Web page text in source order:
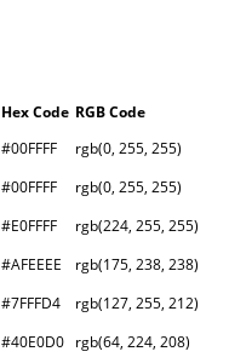
Hex Code RGB Code
#00FFFF
rgb(0, 255, 255)
#00FFFF
rgb(0, 255, 255)
#E0FFFF
rgb(224, 255, 255)
#AFEEEE
rgb(175, 238, 238)
#7FFFD4
rgb(127, 255, 212)
#40E0D0 rgb(64, 224, 208)